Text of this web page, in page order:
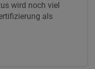
wird noch viel
als